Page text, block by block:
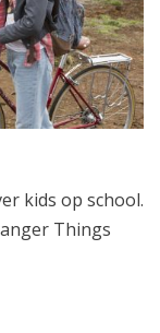
kids op school.
Things